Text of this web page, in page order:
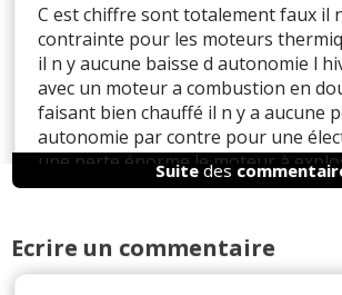
C est chiffre sont totalement faux il
contrainte pour les moteurs
il n y aucune baisse d autonomie l
avec un moteur a combustion en
faisant bien chauffé il n y a aucune
autonomie par contre pour une
une perte énorme le moteur à
énergie renouvelable avec la
alimente tout les accessoires
Suitedes
Ecrire un commentaire